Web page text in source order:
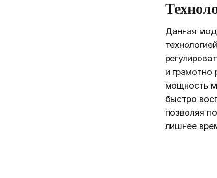
Данная
и грамотно
мощность
быстро
позволяя
лишнее